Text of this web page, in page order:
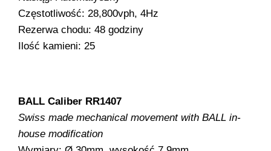
Częstotliwość: 28,800vph, 4Hz
Rezerwa chodu: 48 godziny
Ilość kamieni: 25
BALL Caliber RR1407
Swiss made mechanical movement with BALL in-
house modification